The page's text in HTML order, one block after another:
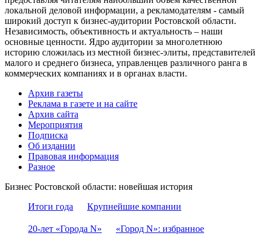
локальной деловой информации, а рекламодателям - самый
широкий доступ к бизнес-аудитории Ростовской области.
Независимость, объективность и актуальность – наши
основные ценности. Ядро аудитории за многолетнюю
историю сложилась из местной бизнес-элиты, представителей
малого и среднего бизнеса, управленцев различного ранга в
коммерческих компаниях и в органах власти.
Архив газеты
Реклама в газете и на сайте
Архив сайта
Мероприятия
Подписка
Об издании
Правовая информация
Разное
Бизнес Ростовской области: новейшая история
Итоги года
Крупнейшие компании
20-лет «Города N» «Город N»: избранное